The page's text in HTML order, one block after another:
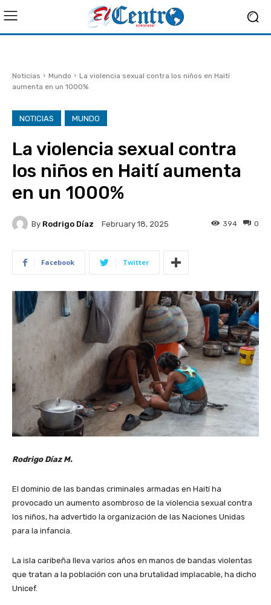
Noticias Mundo
La violencia sexual contra los niños en Haití
aumenta en un 1000%
NOTICIAS MUNDO
La violencia sexual contra
los niños en Haití aumenta
en un 1000%
By Rodrigo Díaz February 18, 2025 0
394
Facebook Twitter
Rodrigo Díaz M.
El dominio de las bandas criminales armadas en Haití ha
provocado un aumento asombroso de la violencia sexual contra
los niños, ha advertido la organización de las Naciones Unidas
para la infancia.
La isla caribeña lleva varios años en manos de bandas violentas
que tratan a la población con una brutalidad implacable, ha dicho
Unicef.